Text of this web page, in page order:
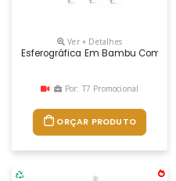
Ver + Detalhes
Esferográfica Em Bambu Com
Por: T7 Promocional
ORÇAR PRODUTO